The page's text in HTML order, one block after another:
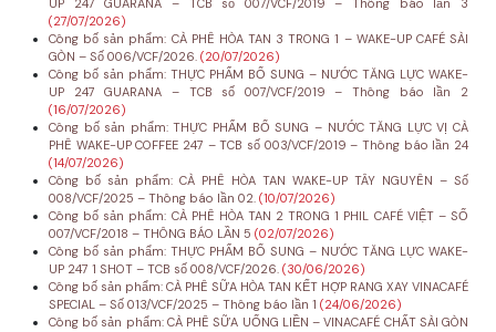
(27/07/2026)
Công bố sản phẩm: CÀ PHÊ HÒA TAN 3 TRONG 1 – WAKE-UP CAFÉ SÀI
GÒN – Số 006/VCF/2026. (20/07/2026)
Công bố sản phẩm: THỰC PHẨM BỔ SUNG – NƯỚC TĂNG LỰC WAKE-
UP 247 GUARANA – TCB số 007/VCF/2019 – Thông báo lần 2
(16/07/2026)
Công bố sản phẩm: THỰC PHẨM BỔ SUNG – NƯỚC TĂNG LỰC VỊ CÀ
PHÊ WAKE-UP COFFEE 247 – TCB số 003/VCF/2019 – Thông báo lần 24
(14/07/2026)
Công bố sản phẩm: CÀ PHÊ HÒA TAN WAKE-UP TÂY NGUYÊN – Số
008/VCF/2025 – Thông báo lần 02. (10/07/2026)
Công bố sản phẩm: CÀ PHÊ HÒA TAN 2 TRONG 1 PHIL CAFÉ VIỆT – SỐ
007/VCF/2018 – THÔNG BÁO LẦN 5 (02/07/2026)
Công bố sản phẩm: THỰC PHẨM BỔ SUNG – NƯỚC TĂNG LỰC WAKE-
UP 247 1 SHOT – TCB số 008/VCF/2026. (30/06/2026)
Công bố sản phẩm: CÀ PHÊ SỮA HÒA TAN KẾT HỢP RANG XAY VINACAFÉ
SPECIAL – Số 013/VCF/2025 – Thông báo lần 1 (24/06/2026)
Công bố sản phẩm: CÀ PHÊ SỮA UỐNG LIỀN – VINACAFÉ CHẤT SÀI GÒN